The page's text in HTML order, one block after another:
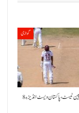
گوازی
پورٹ آف اسپین ٹیسٹ،پاکستان ویسٹ انڈیز ءِ 8